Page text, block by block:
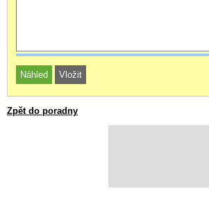
Zpět do poradny